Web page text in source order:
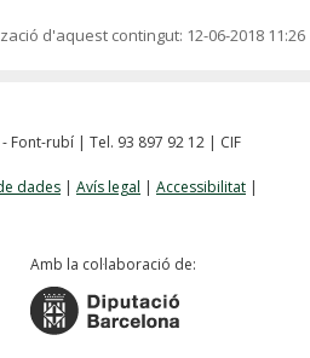
d'aquest contingut: 12-06-2018 11:26
Font-rubí | Tel. 93 897 92 12 | CIF
dades | Avís legal | Accessibilitat |
Amb la col·laboració de: